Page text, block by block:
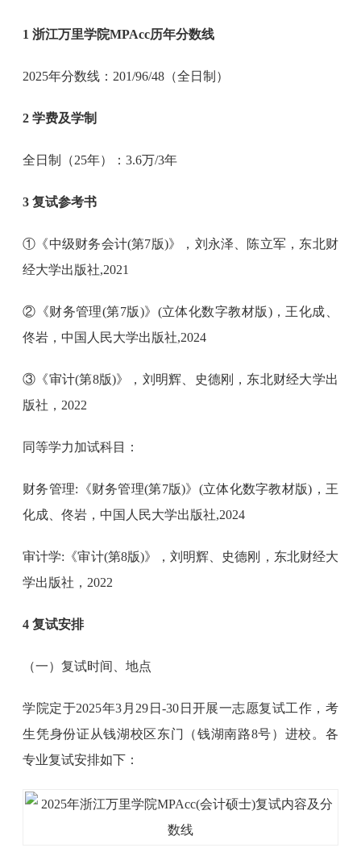
1 浙江万里学院MPAcc历年分数线
2025年分数线：201/96/48（全日制）
2 学费及学制
全日制（25年）：3.6万/3年
3 复试参考书
①《中级财务会计(第7版)》，刘永泽、陈立军，东北财
经大学出版社,2021
②《财务管理(第7版)》(立体化数字教材版)，王化成、
佟岩，中国人民大学出版社,2024
③《审计(第8版)》，刘明辉、史德刚，东北财经大学出
版社，2022
同等学力加试科目：
财务管理:《财务管理(第7版)》(立体化数字教材版)，王
化成、佟岩，中国人民大学出版社,2024
审计学:《审计(第8版)》，刘明辉、史德刚，东北财经大
学出版社，2022
4 复试安排
（一）复试时间、地点
学院定于2025年3月29日-30日开展一志愿复试工作，考
生凭身份证从钱湖校区东门（钱湖南路8号）进校。各
专业复试安排如下：